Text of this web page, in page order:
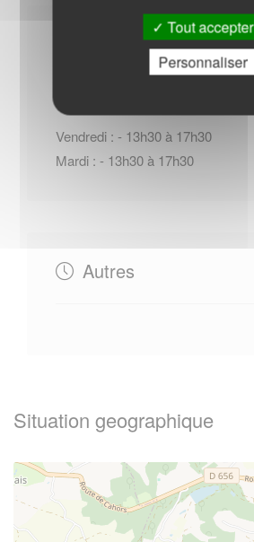
Horaires Mairie
Vendredi : - 13h30 à 17h30
Mardi : - 13h30 à 17h30
Autres
Situation geographique
Tout accepter
Personnaliser